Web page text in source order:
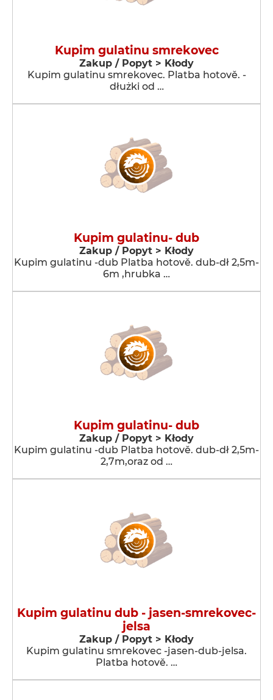
Kupim gulatinu smrekovec
Zakup / Popyt > Kłody
Kupim gulatinu smrekovec. Platba hotově. -
dłużki od …
Kupim gulatinu- dub
Zakup / Popyt > Kłody
Kupim gulatinu -dub Platba hotově. dub-dł 2,5m-
6m ,hrubka …
Kupim gulatinu- dub
Zakup / Popyt > Kłody
Kupim gulatinu -dub Platba hotově. dub-dł 2,5m-
2,7m,oraz od …
Kupim gulatinu dub - jasen-smrekovec-
jelsa
Zakup / Popyt > Kłody
Kupim gulatinu smrekovec -jasen-dub-jelsa.
Platba hotově. …